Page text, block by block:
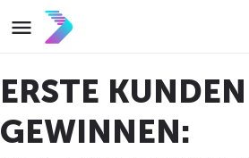
ERSTE KUNDEN
GEWINNEN: